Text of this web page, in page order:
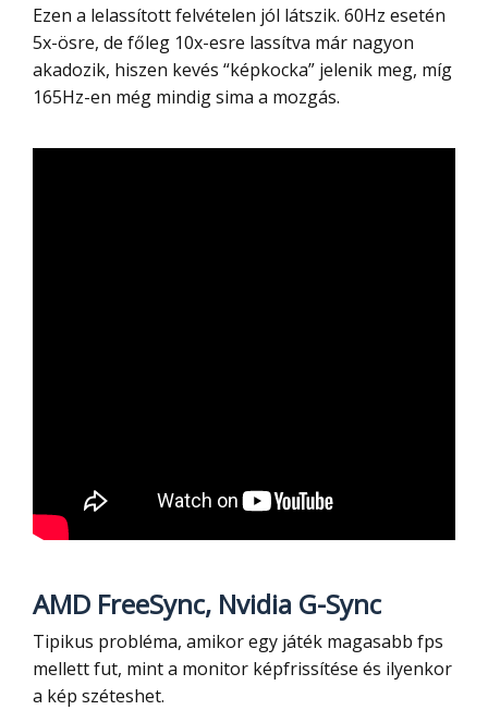
Ezen a lelassított felvételen jól látszik. 60Hz esetén
5x-ösre, de főleg 10x-esre lassítva már nagyon
akadozik, hiszen kevés “képkocka” jelenik meg, míg
165Hz-en még mindig sima a mozgás.
AMD FreeSync, Nvidia G-Sync
Tipikus probléma, amikor egy játék magasabb fps
mellett fut, mint a monitor képfrissítése és ilyenkor
a kép széteshet.